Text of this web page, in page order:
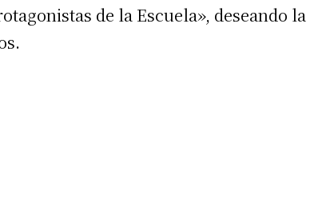
de la Escuela», deseando la